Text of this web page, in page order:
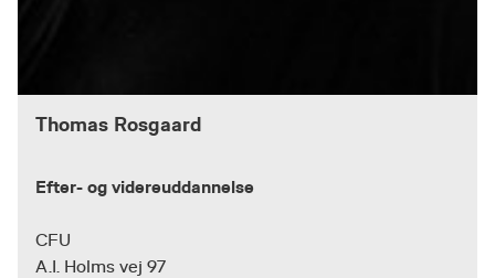
Thomas Rosgaard
Efter- og videreuddannelse
CFU
A.I. Holms vej 97